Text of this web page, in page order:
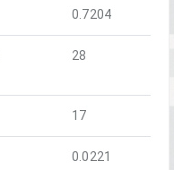
0.7204
28
17
0.0221